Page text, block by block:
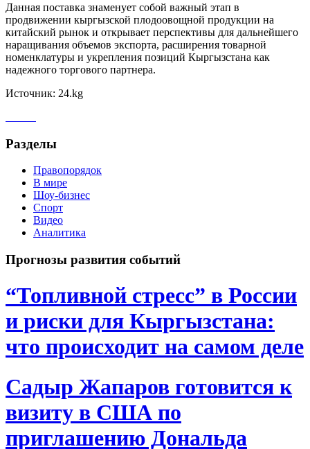
Данная поставка знаменует собой важный этап в
продвижении кыргызской плодоовощной продукции на
китайский рынок и открывает перспективы для дальнейшего
наращивания объемов экспорта, расширения товарной
номенклатуры и укрепления позиций Кыргызстана как
надежного торгового партнера.
Источник: 24.kg
Разделы
Правопорядок
В мире
Шоу-бизнес
Спорт
Видео
Аналитика
Прогнозы развития событий
“Топливной стресс” в России
и риски для Кыргызстана:
что происходит на самом деле
Садыр Жапаров готовится к
визиту в США по
приглашению Дональда